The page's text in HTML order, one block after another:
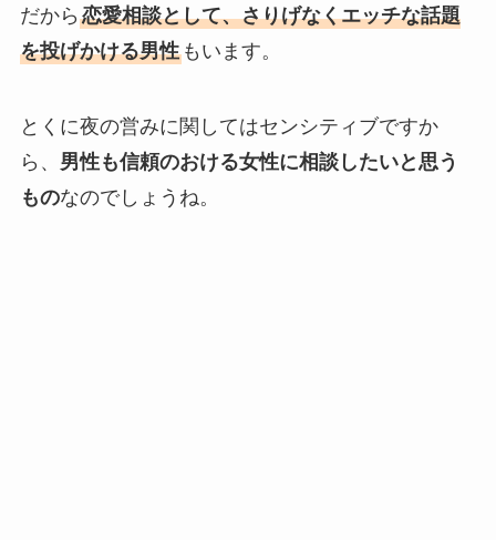
だから 恋愛相談として、さりげなくエッチな話題
を投げかける男性もいます。
とくに夜の営みに関してはセンシティブですか
ら、 男性も信頼のおける女性に相談したいと思う
ものなのでしょうね。